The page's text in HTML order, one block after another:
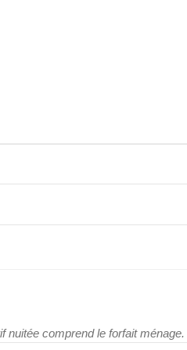
nuitée comprend le forfait ménage.